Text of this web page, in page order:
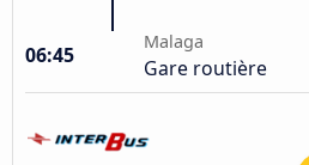
06:45
Malaga
Gare routière